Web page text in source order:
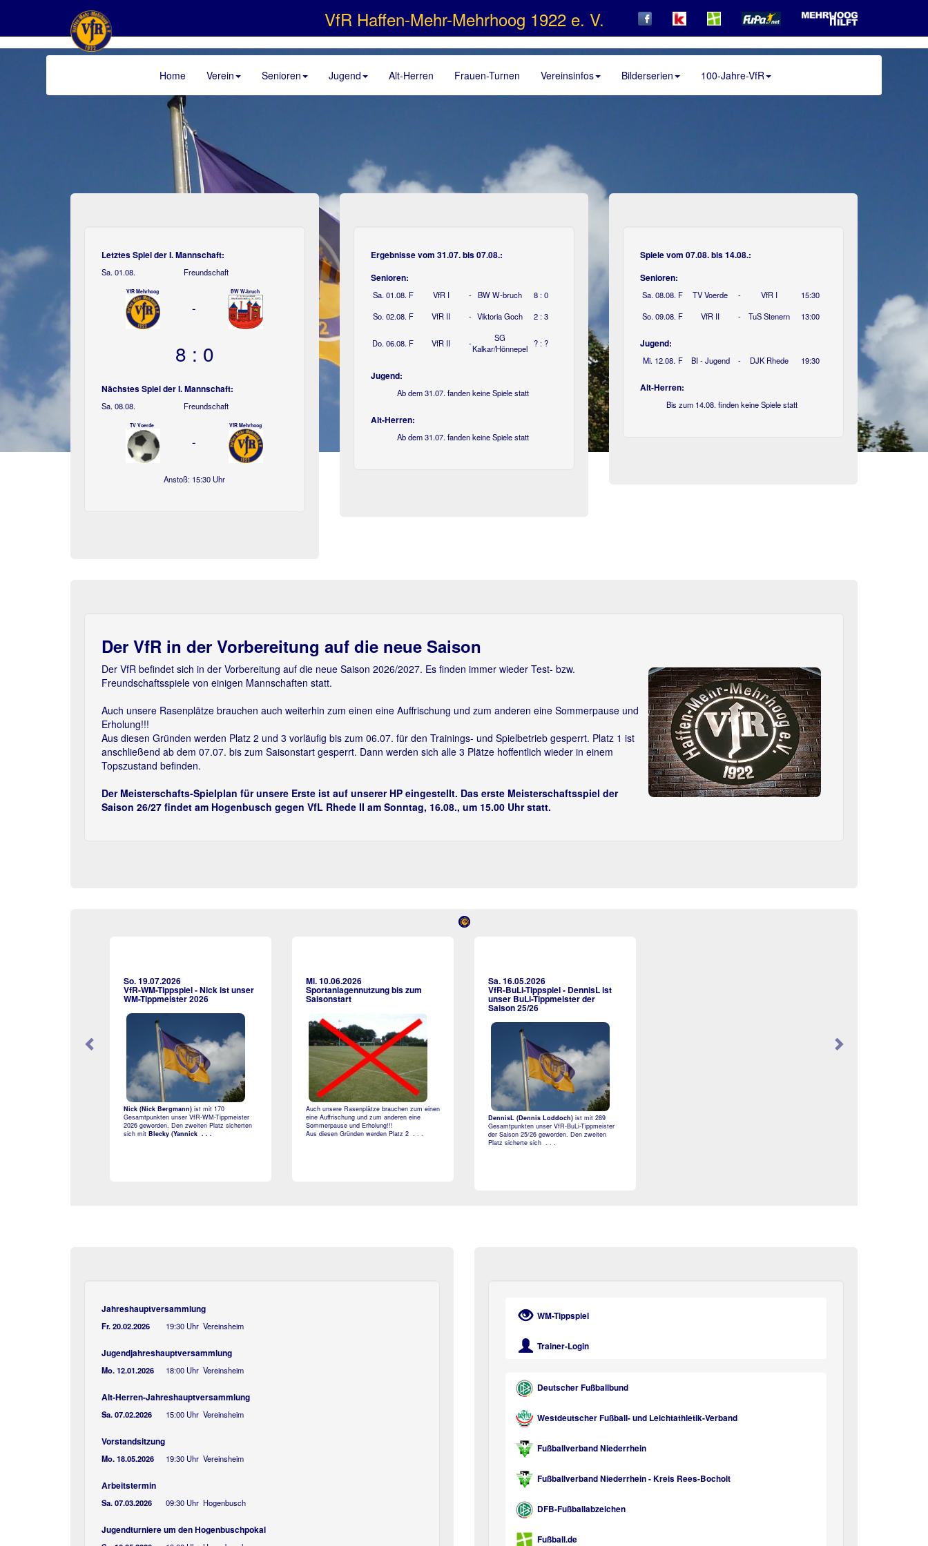
VfR Haffen-Mehr-Mehrhoog 1922 e. V.
Home Verein Senioren Jugend Alt-Herren Frauen-Turnen Vereinsinfos Bilderserien 100-Jahre-VfR
Letztes Spiel der I. Mannschaft:
Sa. 01.08. Freundschaft
VfR Mehrhoog
-
BW W-bruch
8 : 0
Nächstes Spiel der I. Mannschaft:
Sa. 08.08. Freundschaft
TV Voerde
-
VfR Mehrhoog
Anstoß: 15:30 Uhr
Ergebnisse vom 31.07. bis 07.08.:
Senioren:
Sa. 01.08. F VfR I - BW W-bruch
8 : 0
So. 02.08. F VfR II - Viktoria Goch 2 : 3
Do. 06.08. F VfR II -
SG
Kalkar/Hönnepel ? : ?
Jugend:
Ab dem 31.07. fanden keine Spiele statt
Alt-Herren:
Ab dem 31.07. fanden keine Spiele statt
Spiele vom 07.08. bis 14.08.:
Senioren:
Sa. 08.08. F TV Voerde - VfR I
15:30
So. 09.08. F VfR II - TuS Stenern 13:00
Jugend:
Mi. 12.08. F BI - Jugend - DJK Rhede 19:30
Alt-Herren:
Bis zum 14.08. finden keine Spiele statt
Der VfR in der Vorbereitung auf die neue Saison
Der VfR befindet sich in der Vorbereitung auf die neue Saison 2026/2027. Es finden immer wieder Test- bzw.
Freundschaftsspiele von einigen Mannschaften statt.
Auch unsere Rasenplätze brauchen auch weiterhin zum einen eine Auffrischung und zum anderen eine Sommerpause und
Erholung!!!
Aus diesen Gründen werden Platz 2 und 3 vorläufig bis zum 06.07. für den Trainings- und Spielbetrieb gesperrt. Platz 1 ist
anschließend ab dem 07.07. bis zum Saisonstart gesperrt. Dann werden sich alle 3 Plätze hoffentlich wieder in einem
Topszustand befinden.
Der Meisterschafts-Spielplan für unsere Erste ist auf unserer HP eingestellt. Das erste Meisterschaftsspiel der
Saison 26/27 findet am Hogenbusch gegen VfL Rhede II am Sonntag, 16.08., um 15.00 Uhr statt.
So. 19.07.2026
VfR-WM-Tippspiel - Nick ist unser
WM-Tippmeister 2026
Nick (Nick Bergmann) ist mit 170
Gesamtpunkten unser VfR-WM-Tippmeister
2026 geworden. Den zweiten Platz sicherten
sich mit Blecky (Yannick . . .
Mi. 10.06.2026
Sportanlagennutzung bis zum
Saisonstart
Auch unsere Rasenplätze brauchen zum einen
eine Auffrischung und zum anderen eine
Sommerpause und Erholung!!!
Aus diesen Gründen werden Platz 2 . . .
Sa. 16.05.2026
VfR-BuLi-Tippspiel - DennisL ist
unser BuLi-Tippmeister der
Saison 25/26
DennisL (Dennis Loddoch) ist mit 289
Gesamtpunkten unser VfR-BuLi-Tippmeister
der Saison 25/26 geworden. Den zweiten
Platz sicherte sich . . .
Previous
Jahreshauptversammlung
Fr. 20.02.2026 19:30 Uhr Vereinsheim
Jugendjahreshauptversammlung
Mo. 12.01.2026 18:00 Uhr Vereinsheim
Alt-Herren-Jahreshauptversammlung
Sa. 07.02.2026 15:00 Uhr Vereinsheim
Vorstandsitzung
Mo. 18.05.2026 19:30 Uhr Vereinsheim
Arbeitstermin
Sa. 07.03.2026 09:30 Uhr Hogenbusch
Jugendturniere um den Hogenbuschpokal
WM-Tippspiel
Trainer-Login
Deutscher Fußballbund
Westdeutscher Fußball- und Leichtathletik-Verband
Fußballverband Niederrhein
Fußballverband Niederrhein - Kreis Rees-Bocholt
DFB-Fußballabzeichen
Fußball.de